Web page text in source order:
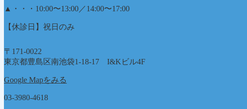
▲ ・・・10:00〜13:00／14:00〜17:00
【休診日】祝日のみ
〒171-0022
東京都豊島区南池袋1-18-17 I&Kビル4F
Google Mapをみる
03-3980-4618